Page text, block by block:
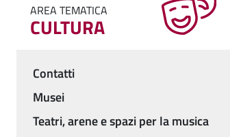
AREA TEMATICA
CULTURA
Menu
Contatti
Musei
Teatri, arene e spazi per la musica